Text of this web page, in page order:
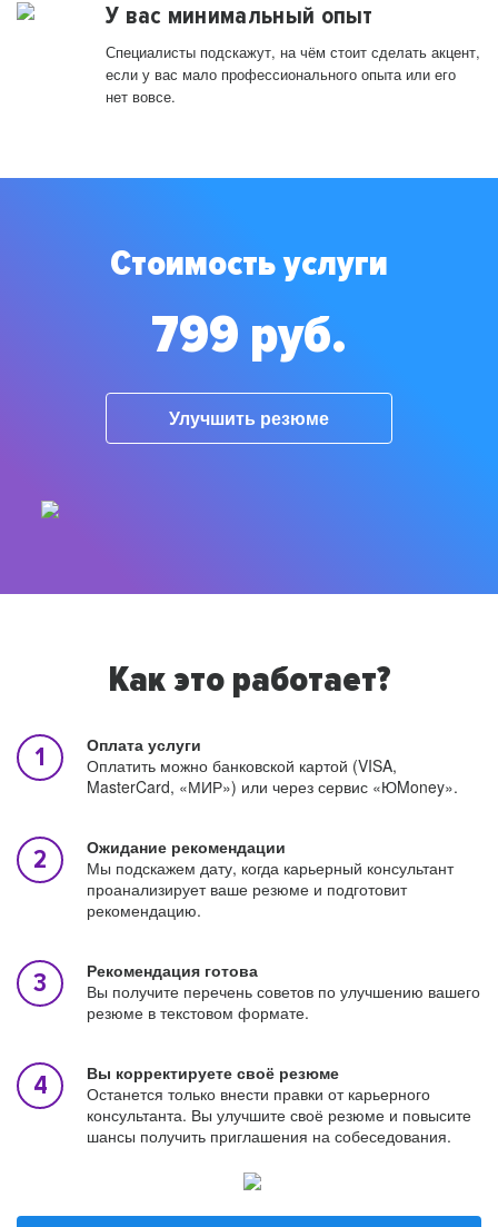
У вас минимальный опыт
Специалисты подскажут, на чём стоит сделать акцент,
если у вас мало профессионального опыта или его
нет вовсе.
Стоимость услуги
799 руб.
Улучшить резюме
Как это работает?
Оплата услуги
Оплатить можно банковской картой (VISA,
MasterCard, «МИР») или через сервис «ЮMoney».
Ожидание рекомендации
Мы подскажем дату, когда карьерный консультант
проанализирует ваше резюме и подготовит
рекомендацию.
Рекомендация готова
Вы получите перечень советов по улучшению вашего
резюме в текстовом формате.
Вы корректируете своё резюме
Останется только внести правки от карьерного
консультанта. Вы улучшите своё резюме и повысите
шансы получить приглашения на собеседования.